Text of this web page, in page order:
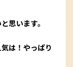
思います。
は！やっぱり